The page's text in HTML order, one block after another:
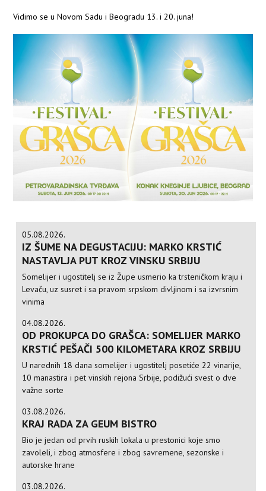
Vidimo se u Novom Sadu i Beogradu 13. i 20. juna!
05.08.2026.
IZ ŠUME NA DEGUSTACIJU: MARKO KRSTIĆ
NASTAVLJA PUT KROZ VINSKU SRBIJU
Somelijer i ugostitelj se iz Župe usmerio ka trsteničkom kraju i
Levaču, uz susret i sa pravom srpskom divljinom i sa izvrsnim
vinima
04.08.2026.
OD PROKUPCA DO GRAŠCA: SOMELIJER MARKO
KRSTIĆ PEŠAČI 500 KILOMETARA KROZ SRBIJU
U narednih 18 dana somelijer i ugostitelj posetiće 22 vinarije,
10 manastira i pet vinskih rejona Srbije, podižući svest o dve
važne sorte
03.08.2026.
KRAJ RADA ZA GEUM BISTRO
Bio je jedan od prvih ruskih lokala u prestonici koje smo
zavoleli, i zbog atmosfere i zbog savremene, sezonske i
autorske hrane
03.08.2026.